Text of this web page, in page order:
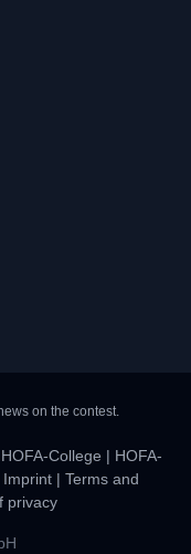
on the contest.
HOFA-College | HOFA-
Imprint| Terms and
privacy